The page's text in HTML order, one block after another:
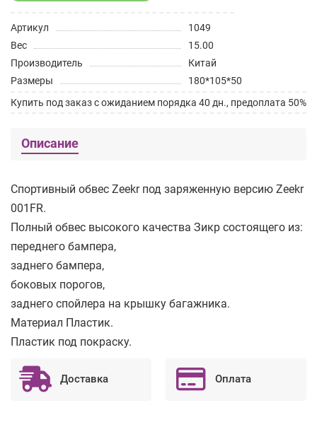
Артикул
1049
Вес
15.00
Производитель
Китай
Размеры
180*105*50
Купить под заказ с ожиданием порядка 40 дн., предоплата 50%
Описание
Спортивный обвес Zeekr под заряженную версию Zeekr
001FR.
Полный обвес высокого качества Зикр состоящего из:
переднего бампера,
заднего бампера,
боковых порогов,
заднего спойлера на крышку багажника.
Материал Пластик.
Пластик под покраску.
Доставка Оплата